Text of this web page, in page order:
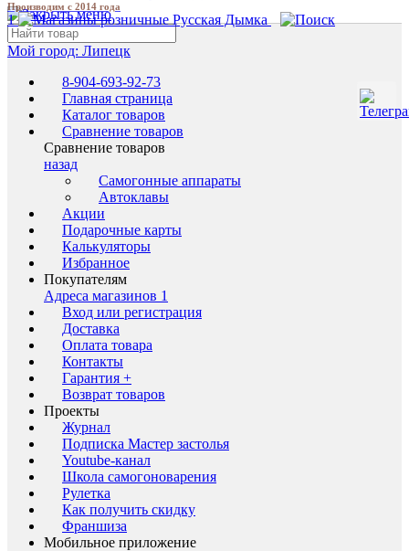
Производим с 2014 года
1
Мой город: Липецк
8-904-693-92-73
Главная страница
Каталог товаров
Сравнение товаров
Сравнение товаров
назад
Самогонные аппараты
Автоклавы
Акции
Подарочные карты
Калькуляторы
Избранное
Покупателям
Адреса магазинов 1
Вход или регистрация
Доставка
Оплата товара
Контакты
Гарантия +
Возврат товаров
Проекты
Журнал
Подписка Мастер застолья
Youtube-канал
Школа самогоноварения
Рулетка
Как получить скидку
Франшиза
Мобильное приложение